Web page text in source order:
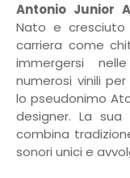
Antonio Junior
Nato e cresciuto
carriera come
immergersi
numerosi vinili
lo pseudonimo
designer. La
combina
sonori unici e